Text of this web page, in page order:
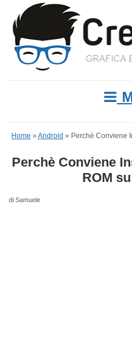
Home » Android » Perchè Conviene
Perchè Conviene
ROM
di Samuele